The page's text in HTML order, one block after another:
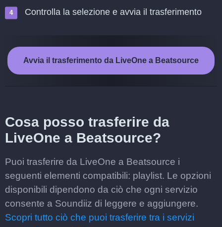
Controlla la selezione e avvia il trasferimento
Avvia il trasferimento da LiveOne a Beatsource
Cosa posso trasferire da
LiveOne a Beatsource?
Puoi trasferire da LiveOne a Beatsource i
seguenti elementi compatibili: playlist. Le opzioni
disponibili dipendono da ciò che ogni servizio
consente a Soundiiz di leggere e aggiungere.
Scopri tutto ciò che puoi trasferire tra i servizi